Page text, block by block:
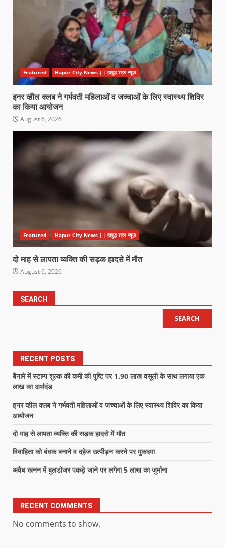
Featured Hapur City News || हापुड़ शहर न्यूज़
इनर व्हील क्लब ने गर्भवती महिलाओं व जच्चाओं के लिए स्वास्थ्य शिविर
का किया आयोजन
August 6, 2026
Featured Hapur City News || हापुड़ शहर न्यूज़
दो माह से लापता व्यक्ति की सड़क हादसे में मौत
August 6, 2026
SEARCH
SEARCH
RECENT POSTS
बैनामे में स्टाम्प शुल्क की कमी की पुष्टि पर 1.90 लाख वसूली के साथ लगाया एक
लाख का अर्थदंड
इनर व्हील क्लब ने गर्भवती महिलाओं व जच्चाओं के लिए स्वास्थ्य शिविर का किया
आयोजन
दो माह से लापता व्यक्ति की सड़क हादसे में मौत
विवाहिता को बंधक बनाने व दहेज उत्पीड़न करने पर मुकदमा
अवैध खनन में बुलडोजर पकड़े जाने पर लगेगा 5 लाख का जुर्माना
RECENT COMMENTS
No comments to show.